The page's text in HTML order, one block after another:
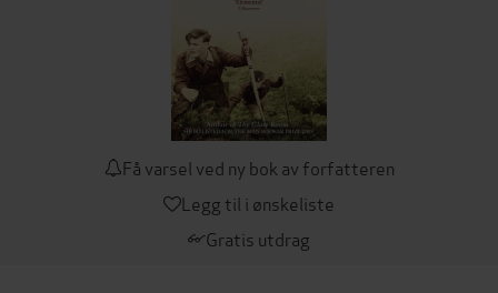
Få varsel ved ny bok av forfatteren
Legg til i ønskeliste
Gratis utdrag